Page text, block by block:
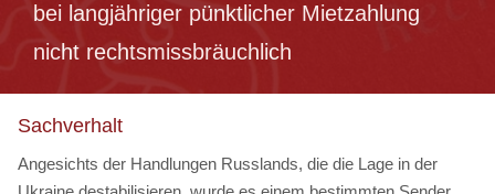
bei langjähriger pünktlicher Mietzahlung
nicht rechtsmissbräuchlich
Sachverhalt
Angesichts der Handlungen Russlands, die die Lage in der